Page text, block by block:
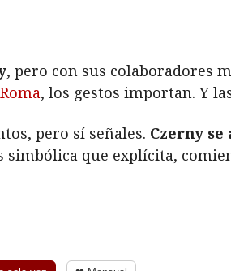
, pero con sus colaboradores
Roma, los gestos importan. Y
pero sí señales. Czerny
simbólica que explícita,